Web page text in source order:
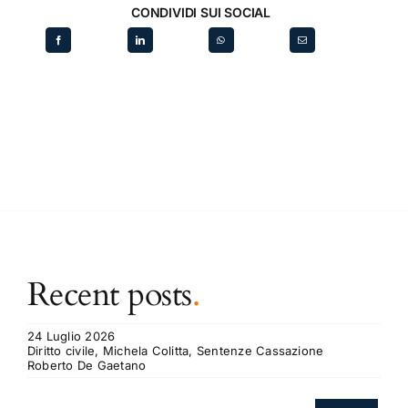
CONDIVIDI SUI SOCIAL
Recent posts.
24 Luglio 2026
Diritto civile, Michela Colitta, Sentenze Cassazione
Roberto De Gaetano